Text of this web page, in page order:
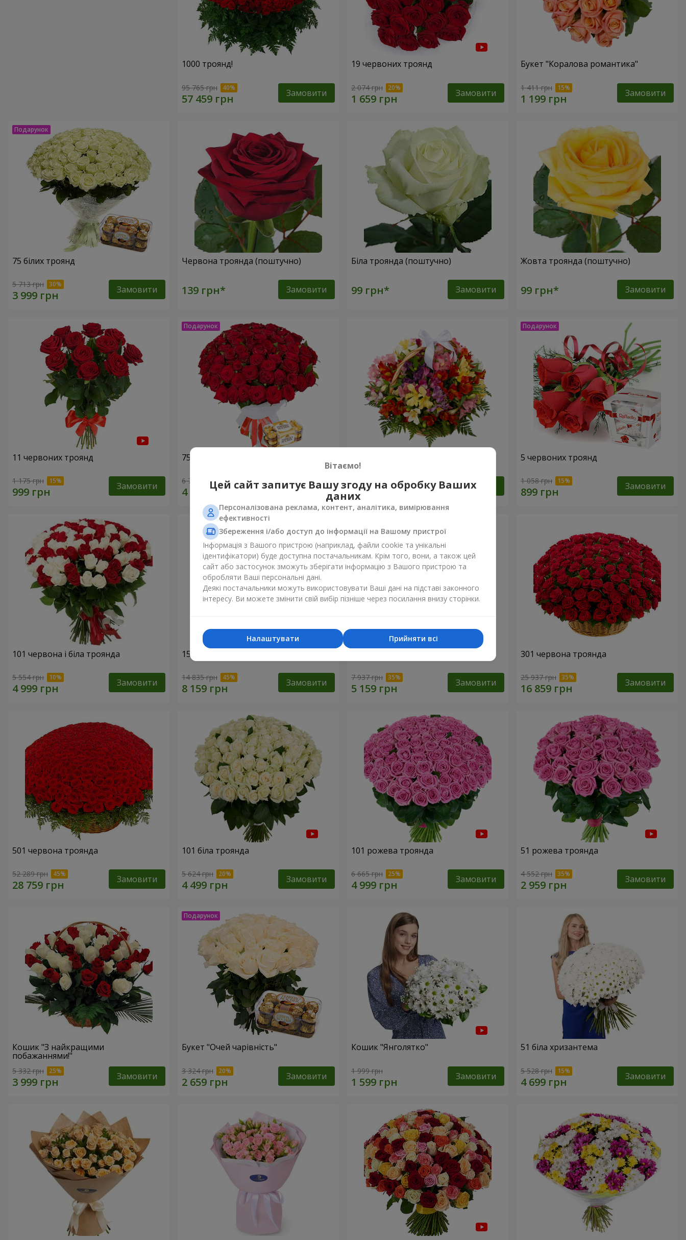
1000 троянд!
95 765 грн Замовити
19 червоних троянд
2 074 грн Замовити
Букет "Коралова романтика"
1 411 грн Замовити
75 білих троянд
5 713 грн Замовити
Червона троянда (поштучно)
Замовити
Біла троянда (поштучно)
Замовити
Жовта троянда (поштучно)
Замовити
11 червоних троянд
1 175 грн Замовити
75 червоних троянд
6 713 грн Замовити 3 646 грн Замовити
5 червоних троянд
1 058 грн Замовити
101 червона і біла троянда
5 554 грн Замовити
151 червона троянда
14 835 грн Замовити 7 937 грн Замовити
301 червона троянда
25 937 грн Замовити
501 червона троянда
52 289 грн Замовити
101 біла троянда
5 624 грн Замовити
101 рожева троянда
6 665 грн Замовити
51 рожева троянда
4 552 грн Замовити
Кошик "З найкращими
побажаннями!"
5 332 грн Замовити
Букет "Очей чарівність"
3 324 грн Замовити
Кошик "Янголятко"
1 999 грн Замовити
51 біла хризантема
5 528 грн Замовити
Вітаємо!
Цей сайт запитує Вашу згоду на обробку Ваших
даних
Персоналізована реклама, контент, аналітика, вимірювання
ефективності
Збереження і/або доступ до інформації на Вашому пристрої
Інформація з Вашого пристрою (наприклад, файли cookie та унікальні
ідентифікатори) буде доступна постачальникам. Крім того, вони, а також цей
сайт або застосунок зможуть зберігати інформацію з Вашого пристрою та
обробляти Ваші персональні дані.
Деякі постачальники можуть використовувати Ваші дані на підставі законного
інтересу. Ви можете змінити свій вибір пізніше через посилання внизу сторінки.
Прийняти всі
Налаштувати